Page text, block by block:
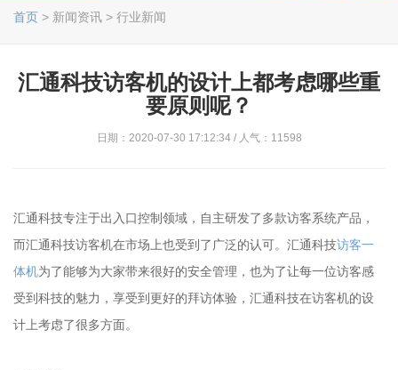
首页 > 新闻资讯 > 行业新闻
汇通科技访客机的设计上都考虑哪些重
要原则呢？
日期：2020-07-30 17:12:34 / 人气：11598
汇通科技专注于出入口控制领域，自主研发了多款访客系统产品，
而汇通科技访客机在市场上也受到了广泛的认可。汇通科技访客一
体机为了能够为大家带来很好的安全管理，也为了让每一位访客感
受到科技的魅力，享受到更好的拜访体验，汇通科技在访客机的设
计上考虑了很多方面。